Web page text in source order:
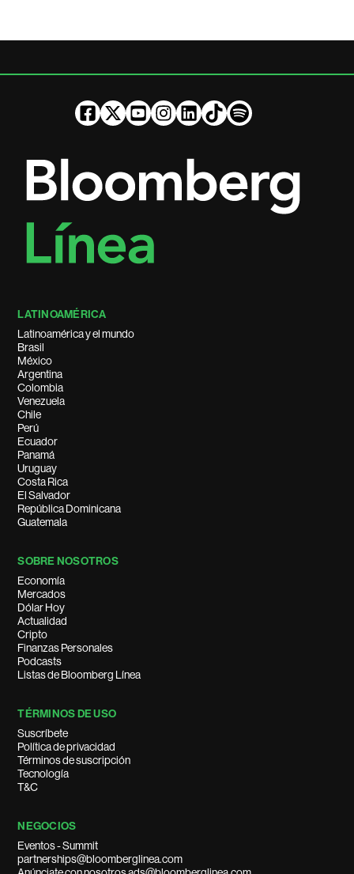
LATINOAMÉRICA
Latinoamérica y el mundo
Brasil
México
Argentina
Colombia
Venezuela
Chile
Perú
Ecuador
Panamá
Uruguay
Costa Rica
El Salvador
República Dominicana
Guatemala
SOBRE NOSOTROS
Economía
Mercados
Dólar Hoy
Actualidad
Cripto
Finanzas Personales
Podcasts
Listas de Bloomberg Línea
TÉRMINOS DE USO
Suscríbete
Política de privacidad
Términos de suscripción
Tecnología
T&C
NEGOCIOS
Eventos - Summit
partnerships@bloomberglinea.com